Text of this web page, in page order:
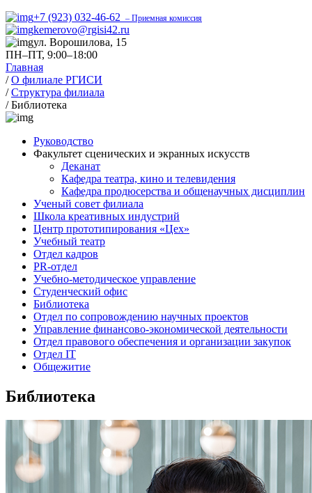
+7 (923) 032-46-62 – Приемная комиссия
kemerovo@rgisi42.ru
ул. Ворошилова, 15
ПН–ПТ, 9:00–18:00
Главная
/ О филиале РГИСИ
/ Структура филиала
/ Библиотека
Руководство
Факультет сценических и экранных искусств
Деканат
Кафедра театра, кино и телевидения
Кафедра продюсерства и общенаучных дисциплин
Ученый совет филиала
Школа креативных индустрий
Центр прототипирования «Цех»
Учебный театр
Отдел кадров
PR-отдел
Учебно-методическое управление
Студенческий офис
Библиотека
Отдел по сопровождению научных проектов
Управление финансово-экономической деятельности
Отдел правового обеспечения и организации закупок
Отдел IT
Общежитие
Библиотека